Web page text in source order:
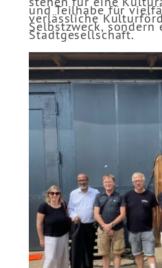
und Teilhabe für
verlässliche
Selbstzweck,
Stadtgesellschaft.